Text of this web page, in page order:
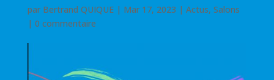
par Bertrand QUIQUE| Mar 17, 2023 | Actus, Salons
| 0 commentaire